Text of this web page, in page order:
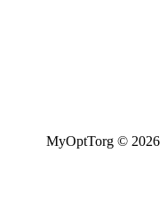
MyOptTorg © 2026